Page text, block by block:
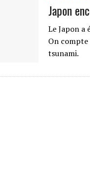
Japon
Le Japon a
On compte
tsunami.